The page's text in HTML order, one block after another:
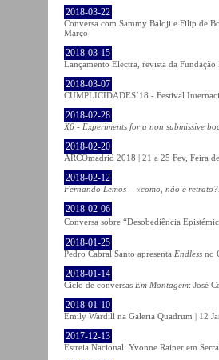
2018-03-22
Conversa com Sammy Baloji e Filip de
Março
2018-03-15
Lançamento Electra, revista da
2018-03-07
CUMPLICIDADES´18 - Festival
2018-02-28
X6 - Experiments for a non submissive
2018-02-20
ARCOmadrid 2018 | 21 a 25 Fev, Feira
2018-02-12
Fernando Lemos – «como, não é
2018-02-06
Conversa sobre “Desobediência
2018-01-25
Pedro Cabral Santo apresenta Endless no
2018-01-14
Ciclo de conversas Em Montagem: José
2018-01-10
Emily Wardill na Galeria Quadrum | 12
2017-12-13
Estreia Nacional: Yvonne Rainer em